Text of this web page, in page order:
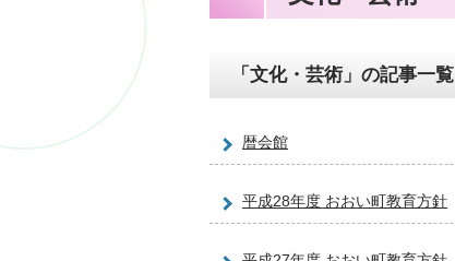
「文化・芸術」の記事一覧
暦会館
平成28年度 おおい町教育方針